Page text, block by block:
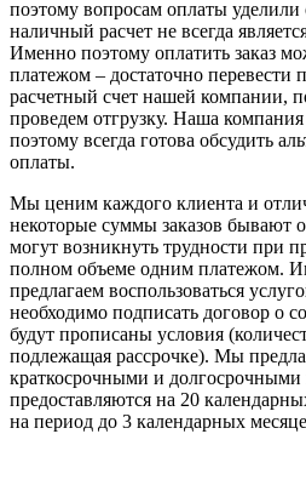
поэтому вопросам оплаты уделили
наличный расчет не всегда
Именно поэтому оплатить заказ
платежом – достаточно перевести
расчетный счет нашей компании,
проведем отгрузку. Наша
поэтому всегда готова обсудить
оплаты.
Мы ценим каждого клиента и
некоторые суммы заказов бывают
могут возникнуть трудности при
полном объеме одним платежом.
предлагаем воспользоваться
необходимо подписать договор о
будут прописаны условия
подлежащая рассрочке). Мы
краткосрочными и долгосрочными
предоставляются на 20
на период до 3 календарных